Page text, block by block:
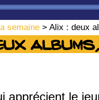
semaine > Alix : deux
apprécient le